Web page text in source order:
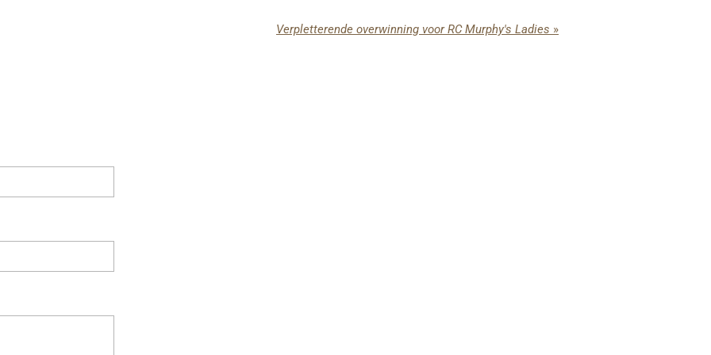
Verpletterende overwinning voor RC Murphy's Ladies »